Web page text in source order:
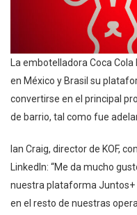
La embotelladora Coca
en México y Brasil su
convertirse en el principal
de barrio, tal como fue
Ian Craig, director de KOF,
LinkedIn: “Me da mucho
nuestra plataforma Juntos+
en el resto de nuestras